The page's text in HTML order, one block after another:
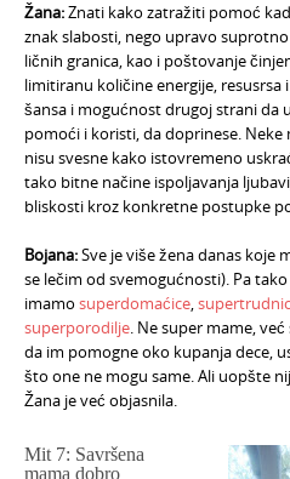
Žana:Znati kako zatražiti pomoć
znak slabosti, nego upravo
ličnih granica, kao i poštovanje
limitiranu količine energije, resusrsa
šansa i mogućnost drugoj strani da
pomoći i koristi, da doprinese.
nisu svesne kako istovremeno
tako bitne načine ispoljavanja
bliskosti kroz konkretne postupke
Bojana:Sve je više žena danas koje
se lečim od svemogućnosti). Pa tako
imamo superdomaćice,
superporodilje. Ne super mame,
da im pomogne oko kupanja dece,
što one ne mogu same. Ali uopšte
Žana je već objasnila.
Mit 7: Savršena
mama dobro